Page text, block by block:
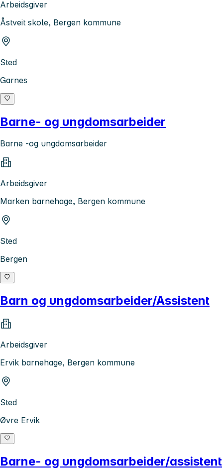
Arbeidsgiver
Åstveit skole, Bergen kommune
Sted
Garnes
Barne- og ungdomsarbeider
Barne -og ungdomsarbeider
Arbeidsgiver
Marken barnehage, Bergen kommune
Sted
Bergen
Barn og ungdomsarbeider/Assistent
Arbeidsgiver
Ervik barnehage, Bergen kommune
Sted
Øvre Ervik
Barne- og ungdomsarbeider/assistent